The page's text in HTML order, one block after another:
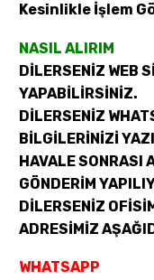
Kesinlikle İşlem
NASIL ALIRIM
DİLERSENİZ WEB
YAPABİLİRSİNİZ.
DİLERSENİZ
BİLGİLERİNİZİ
HAVALE SONRASI
GÖNDERİM
DİLERSENİZ
ADRESİMİZ
WHATSAPP